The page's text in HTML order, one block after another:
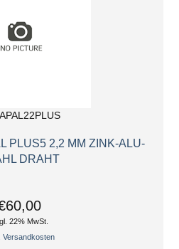
PLUS5 2,2 MM ZINK-ALU-
DRAHT
22% MwSt.
Versandkosten